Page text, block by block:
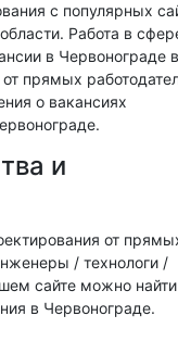
с популярных
Работа в
в Червонограде в
прямых
о вакансиях
и
от
/ технологи /
сайте можно найти
в Червонограде.